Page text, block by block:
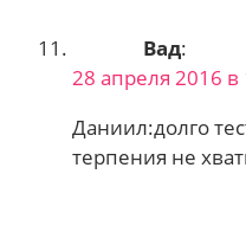
Вад:
28 апреля 2016 в
Даниил:долго
терпения не